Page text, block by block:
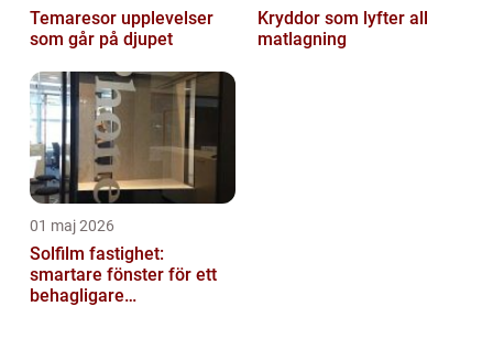
Temaresor upplevelser
som går på djupet
Kryddor som lyfter all
matlagning
01 maj 2026
Solfilm fastighet:
smartare fönster för ett
behagligare